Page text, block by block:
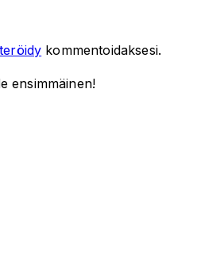
kommentoidaksesi.
ensimmäinen!